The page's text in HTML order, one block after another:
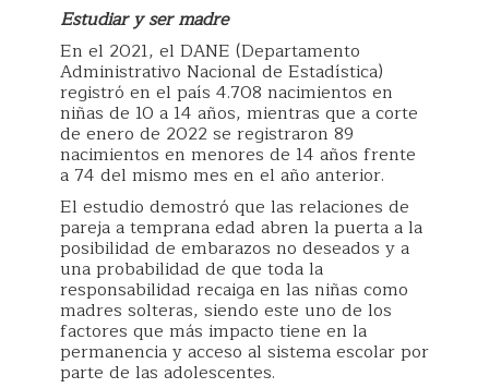
Estudiar y ser madre
En el 2021, el DANE (Departamento
Administrativo Nacional de Estadística)
registró en el país 4.708 nacimientos en
niñas de 10 a 14 años, mientras que a corte
de enero de 2022 se registraron 89
nacimientos en menores de 14 años frente
a 74 del mismo mes en el año anterior.
El estudio demostró que las relaciones de
pareja a temprana edad abren la puerta a la
posibilidad de embarazos no deseados y a
una probabilidad de que toda la
responsabilidad recaiga en las niñas como
madres solteras, siendo este uno de los
factores que más impacto tiene en la
permanencia y acceso al sistema escolar por
parte de las adolescentes.